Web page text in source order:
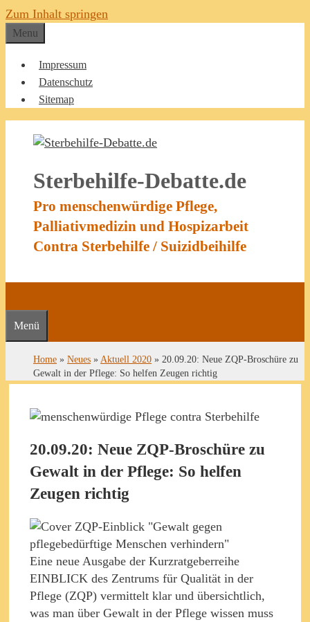
Zum Inhalt springen
Menu
Impressum
Datenschutz
Sitemap
Sterbehilfe-Debatte.de
Pro menschenwürdige Pflege,
Palliativmedizin und Hospizarbeit
Contra Sterbehilfe / Suizidbeihilfe
Menü
Home » Neues » Aktuell 2020 » 20.09.20: Neue ZQP-Broschüre zu
Gewalt in der Pflege: So helfen Zeugen richtig
20.09.20: Neue ZQP-Broschüre zu
Gewalt in der Pflege: So helfen
Zeugen richtig
Eine neue Ausgabe der Kurzratgeberreihe
EINBLICK des Zentrums für Qualität in der
Pflege (ZQP) vermittelt klar und übersichtlich,
was man über Gewalt in der Pflege wissen muss